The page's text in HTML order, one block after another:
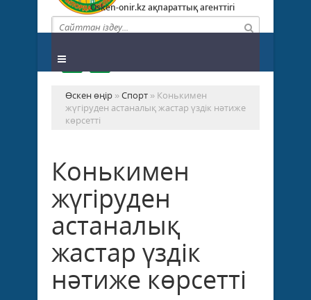
Osken-onir.kz ақпараттық агенттігі
Өскен өңір »Спорт » Конькимен
жүгіруден астаналық жастар үздік нәтиже
көрсетті
Конькимен
жүгіруден
астаналық
жастар үздік
нәтиже көрсетті